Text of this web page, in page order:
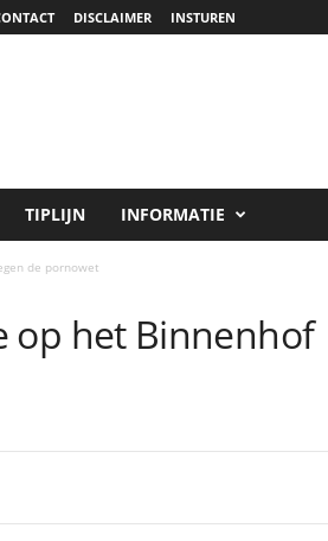
DISCLAIMER INSTUREN
TIPLIJN INFORMATIE
de pornowet
op het Binnenhof